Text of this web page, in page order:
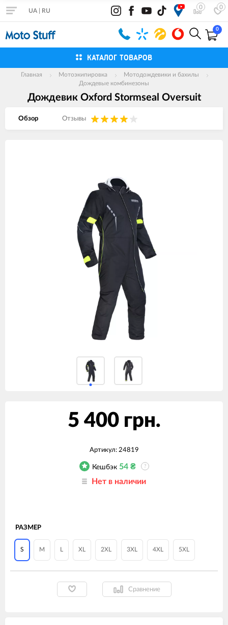
0 0
UA RU
0
КАТАЛОГ ТОВАРОВ
Главная Мотоэкипировка
Мотодождевики и бахилы
Дождевые комбинезоны
Дождевик Oxford Stormseal Oversuit
Обзор Отзывы
5 400 грн.
Артикул: 24819
Кешбэк 54₴ ?
Нет в наличии
РАЗМЕР
S M L XL 2XL 3XL 4XL 5XL
Сравнение